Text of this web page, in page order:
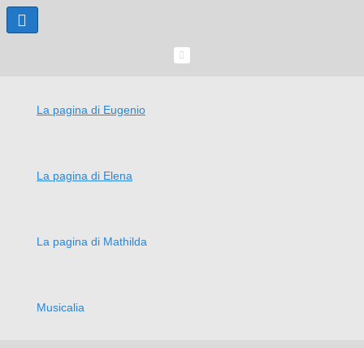
La pagina di Eugenio
La pagina di Elena
La pagina di Mathilda
Musicalia